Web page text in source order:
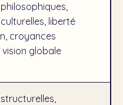
liberté
croyances
vision globale